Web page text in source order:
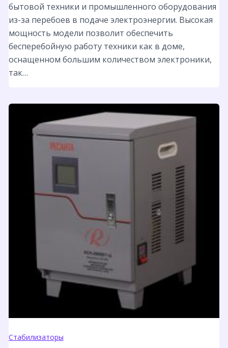
бытовой техники и промышленного оборудования
из-за перебоев в подаче электроэнергии. Высокая
мощность модели позволит обеспечить
бесперебойную работу техники как в доме,
оснащенном большим количеством электроники,
так…
Стабилизаторы